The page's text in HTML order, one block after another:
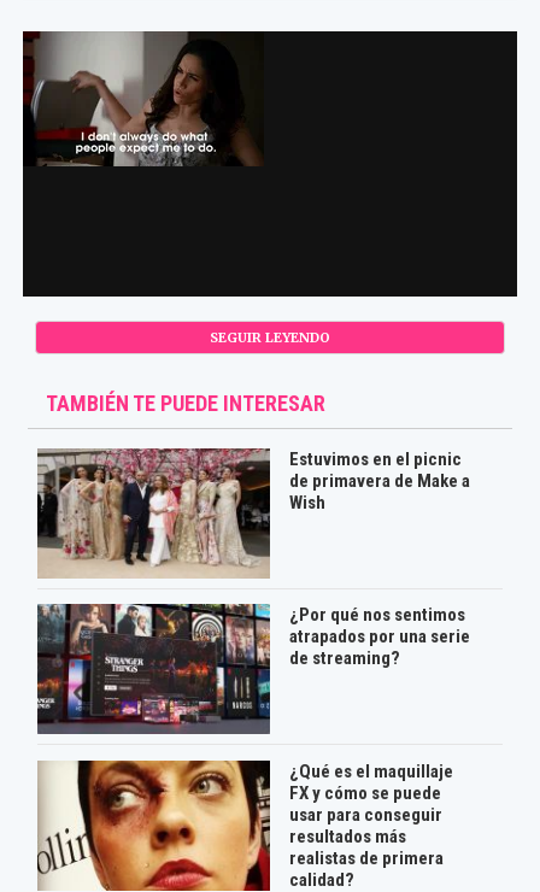
SEGUIR LEYENDO
TAMBIÉN TE PUEDE INTERESAR
Estuvimos en el picnic
de primavera de Make a
Wish
¿Por qué nos sentimos
atrapados por una serie
de streaming?
¿Qué es el maquillaje
FX y cómo se puede
usar para conseguir
resultados más
realistas de primera
calidad?